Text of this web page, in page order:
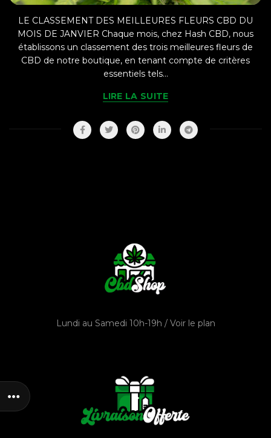
LE CLASSEMENT DES MEILLEURES FLEURS CBD DU
MOIS DE JANVIER Chaque mois, chez Hash CBD, nous
établissons un classement des trois meilleures fleurs de
CBD de notre boutique, en tenant compte de critères
essentiels tels...
LIRE LA SUITE
Lundi au Samedi 10h-19h / Voir le plan